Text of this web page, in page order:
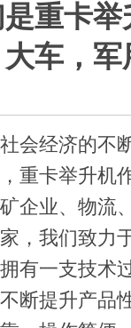
重卡
大车，
会经济的不
重卡举升机
企业、物流
，我们致力
有一支技术
断提升产品